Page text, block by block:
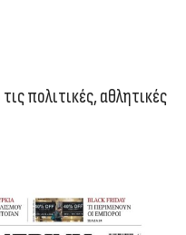
πολιτικές, αθλητικές